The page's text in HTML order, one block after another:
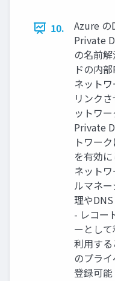
10.
Azure の
Private
の名前
ドの内
ネット
リンク
ットワ
Private
トワー
を有効
ネット
ルマネ
理や
- レコー
ーとし
利用す
のプラ
登録可能